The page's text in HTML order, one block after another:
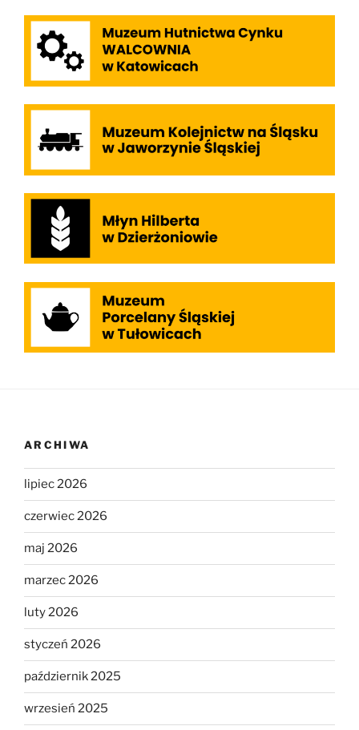
ARCHIWA
lipiec 2026
czerwiec 2026
maj 2026
marzec 2026
luty 2026
styczeń 2026
październik 2025
wrzesień 2025